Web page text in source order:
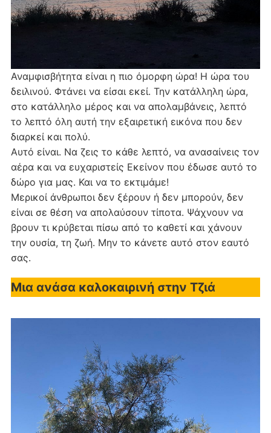
Αναμφισβήτητα είναι η πιο όμορφη ώρα! Η ώρα του
δειλινού. Φτάνει να είσαι εκεί. Την κατάλληλη ώρα,
στο κατάλληλο μέρος και να απολαμβάνεις, λεπτό
το λεπτό όλη αυτή την εξαιρετική εικόνα που δεν
διαρκεί και πολύ.
Αυτό είναι. Να ζεις το κάθε λεπτό, να ανασαίνεις τον
αέρα και να ευχαριστείς Εκείνον που έδωσε αυτό το
δώρο για μας. Και να το εκτιμάμε!
Μερικοί άνθρωποι δεν ξέρουν ή δεν μπορούν, δεν
είναι σε θέση να απολαύσουν τίποτα. Ψάχνουν να
βρουν τι κρύβεται πίσω από το καθετί και χάνουν
την ουσία, τη ζωή. Μην το κάνετε αυτό στον εαυτό
σας.
Μια ανάσα καλοκαιρινή στην Τζιά